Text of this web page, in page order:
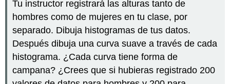
Tu instructor registrará las alturas tanto de
hombres como de mujeres en tu clase, por
separado. Dibuja histogramas de tus datos.
Después dibuja una curva suave a través de cada
histograma. ¿Cada curva tiene forma de
campana? ¿Crees que si hubieras registrado 200